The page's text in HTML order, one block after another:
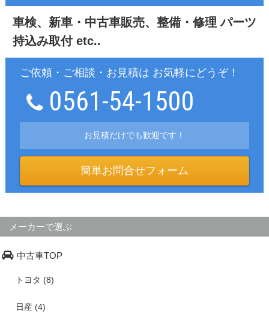
車検、新車・中古車販売、整備・修理 パーツ
持込み取付 etc..
ご依頼・ご相談・お見積は お気軽にどうぞ！
0561-54-1500
お見積だけでも歓迎です！
簡単お問合せフォーム
メーカーで選ぶ
中古車TOP
トヨタ (8)
日産 (4)